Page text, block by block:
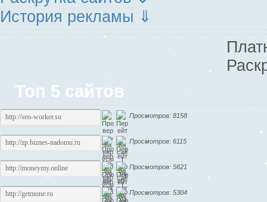
История рекламы ⇓
Топ 5 сайтов
Просмотров: 8158
Просмотров: 6115
Просмотров: 5621
Просмотров: 5304